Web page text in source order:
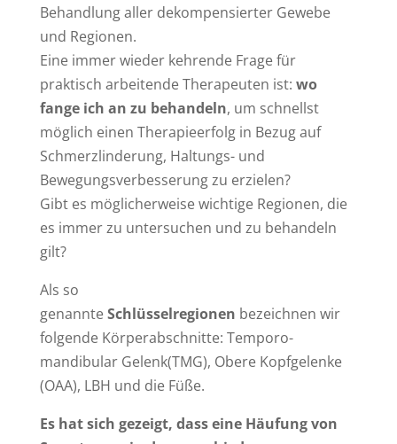
Behandlung aller dekompensierter Gewebe
und Regionen.
Eine immer wieder kehrende Frage für
praktisch arbeitende Therapeuten ist: wo
fange ich an zu behandeln, um schnellst
möglich einen Therapieerfolg in Bezug auf
Schmerzlinderung, Haltungs- und
Bewegungsverbesserung zu erzielen?
Gibt es möglicherweise wichtige Regionen, die
es immer zu untersuchen und zu behandeln
gilt?
Als so
genannteSchlüsselregionen bezeichnen wir
folgende Körperabschnitte: Temporo-
mandibular Gelenk(TMG), Obere Kopfgelenke
(OAA), LBH und die Füße.
Es hat sich gezeigt, dass eine Häufung von